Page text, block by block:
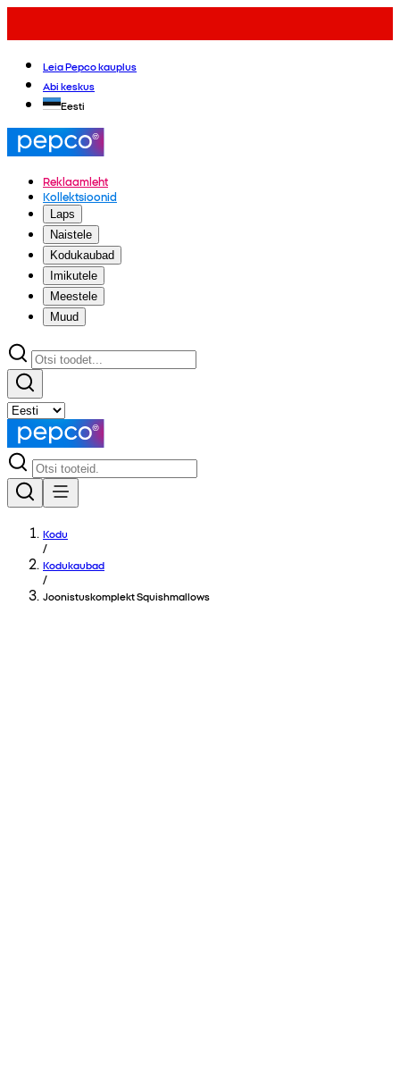
Leia Pepco kauplus
Abi keskus
Eesti
Reklaamleht
Kollektsioonid
Laps
Naistele
Kodukaubad
Imikutele
Meestele
Muud
Kodu
/
Kodukaubad
/
Joonistuskomplekt Squishmallows